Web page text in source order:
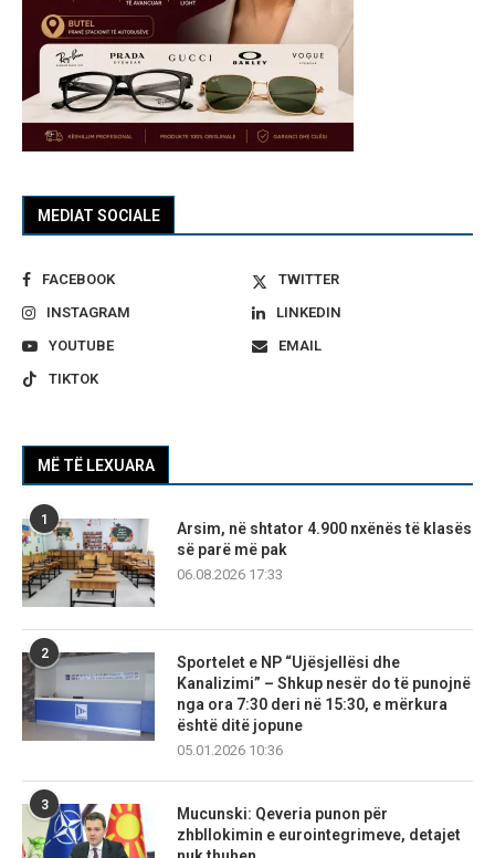
MEDIAT SOCIALE
FACEBOOK
TWITTER
INSTAGRAM
LINKEDIN
YOUTUBE
EMAIL
TIKTOK
MË TË LEXUARA
1
Arsim, në shtator 4.900 nxënës të klasës
së parë më pak
06.08.2026 17:33
2
Sportelet e NP “Ujësjellësi dhe
Kanalizimi” – Shkup nesër do të punojnë
nga ora 7:30 deri në 15:30, e mërkura
është ditë jopune
05.01.2026 10:36
3
Mucunski: Qeveria punon për
zhbllokimin e eurointegrimeve, detajet